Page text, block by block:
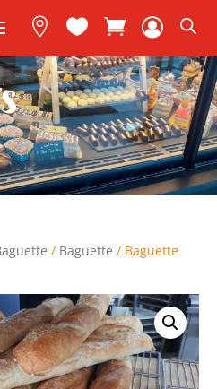
  
/ Baguette / Baguette